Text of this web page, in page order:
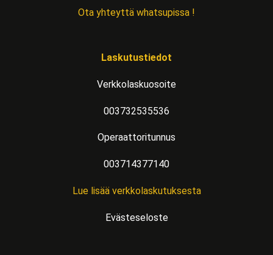
Ota yhteyttä whatsupissa !
Laskutustiedot
Verkkolaskuosoite
003732535536
Operaattoritunnus
003714377140
Lue lisää verkkolaskutuksesta
Evästeseloste